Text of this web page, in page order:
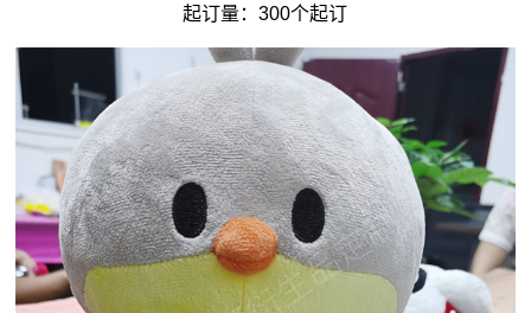
起订量：300个起订